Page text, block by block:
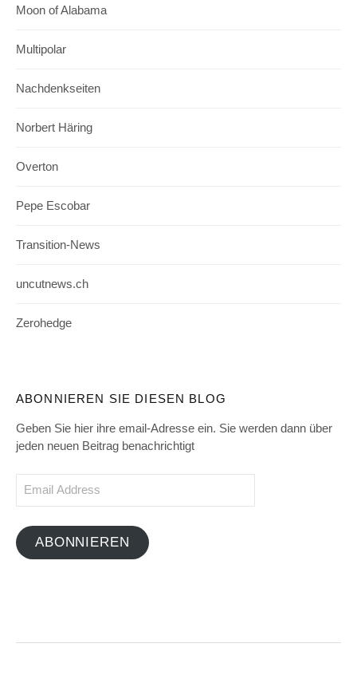
Moon of Alabama
Multipolar
Nachdenkseiten
Norbert Häring
Overton
Pepe Escobar
Transition-News
uncutnews.ch
Zerohedge
ABONNIEREN SIE DIESEN BLOG
Geben Sie hier ihre email-Adresse ein. Sie werden dann über
jeden neuen Beitrag benachrichtigt
ABONNIEREN